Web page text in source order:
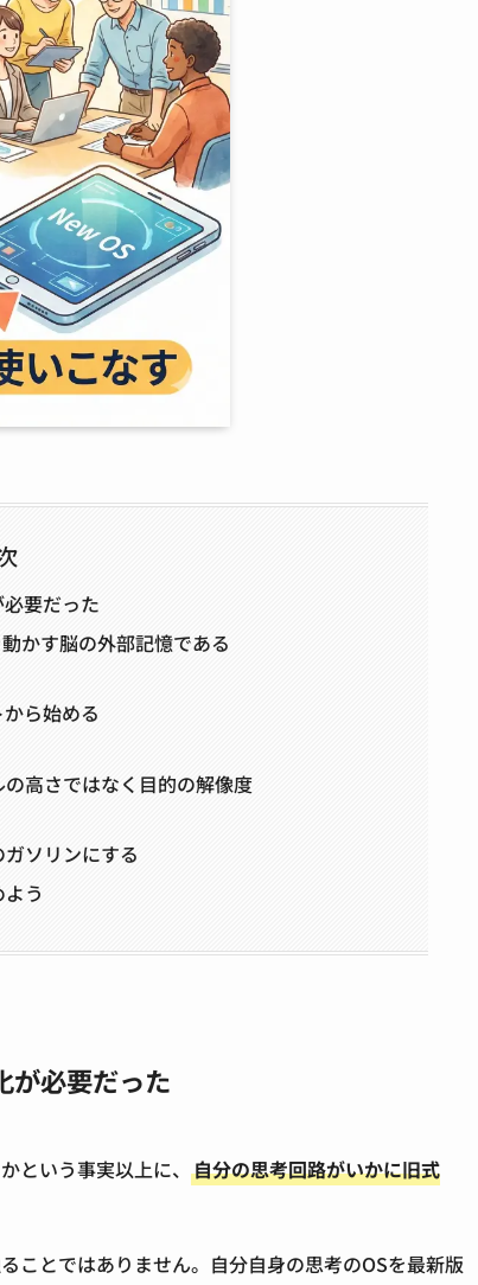
要だった
かす脳の外部記憶である
ら始める
高さではなく目的の解像度
ソリンにする
う
が必要だった
という事実以上に、 自分の思考回路がいかに旧式
ことではありません。自分自身の思考のOSを最新版